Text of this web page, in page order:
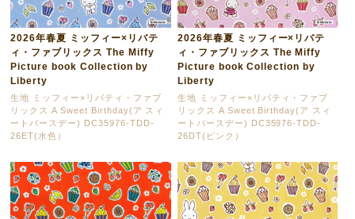
2026年春夏 ミッフィー×リバテ
ィ・ファブリックス The Miffy
Picture book Collection by
Liberty
生地 ミッフィー×リバティ・ファブ
リックス A Sweet Birthday(ア スィ
ートバースデー) DC35976-TDD-
26ET(水色）
2026年春夏 ミッフィー×リバテ
ィ・ファブリックス The Miffy
Picture book Collection by
Liberty
生地 ミッフィー×リバティ・ファブ
リックス A Sweet Birthday(ア スィ
ートバースデー) DC35976-TDD-
26DT(ピンク）